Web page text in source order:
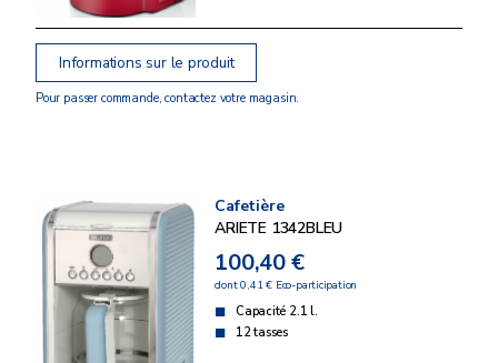
Informations sur le produit
Pour passer commande, contactez votre magasin.
Cafetière
ARIETE 1342BLEU
100,40 €
dont 0,41 € Eco-participation
Capacité 2.1 l.
12 tasses